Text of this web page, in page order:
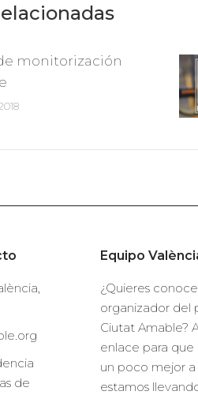
monitorización
de
Equipo
¿Quieres
organizador del
Ciutat Amable?
enlace para
un poco mejor a
estamos